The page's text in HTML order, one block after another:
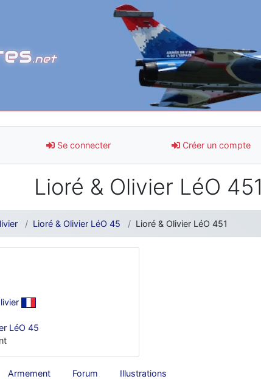
.net
Se connecter Créer un compte
Lioré & Olivier LéO 451
Lioré & Olivier LéO 45 Lioré & Olivier LéO 451
LéO 45
Armement Forum Illustrations